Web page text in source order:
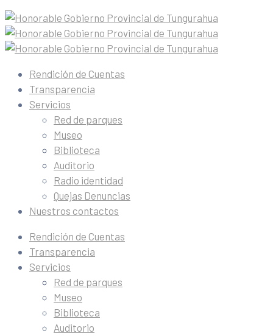
Rendición de Cuentas
Transparencia
Servicios
Red de parques
Museo
Biblioteca
Auditorio
Radio identidad
Quejas Denuncias
Nuestros contactos
Rendición de Cuentas
Transparencia
Servicios
Red de parques
Museo
Biblioteca
Auditorio